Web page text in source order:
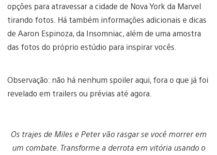
opções para atravessar a cidade de Nova York da Marvel
tirando fotos. Há também informações adicionais e dicas
de Aaron Espinoza, da Insomniac, além de uma amostra
das fotos do próprio estúdio para inspirar vocês.
Observação: não há nenhum spoiler aqui, fora o que já foi
revelado em trailers ou prévias até agora.
Os trajes de Miles e Peter vão rasgar se você morrer em
um combate. Transforme a derrota em vitória usando o